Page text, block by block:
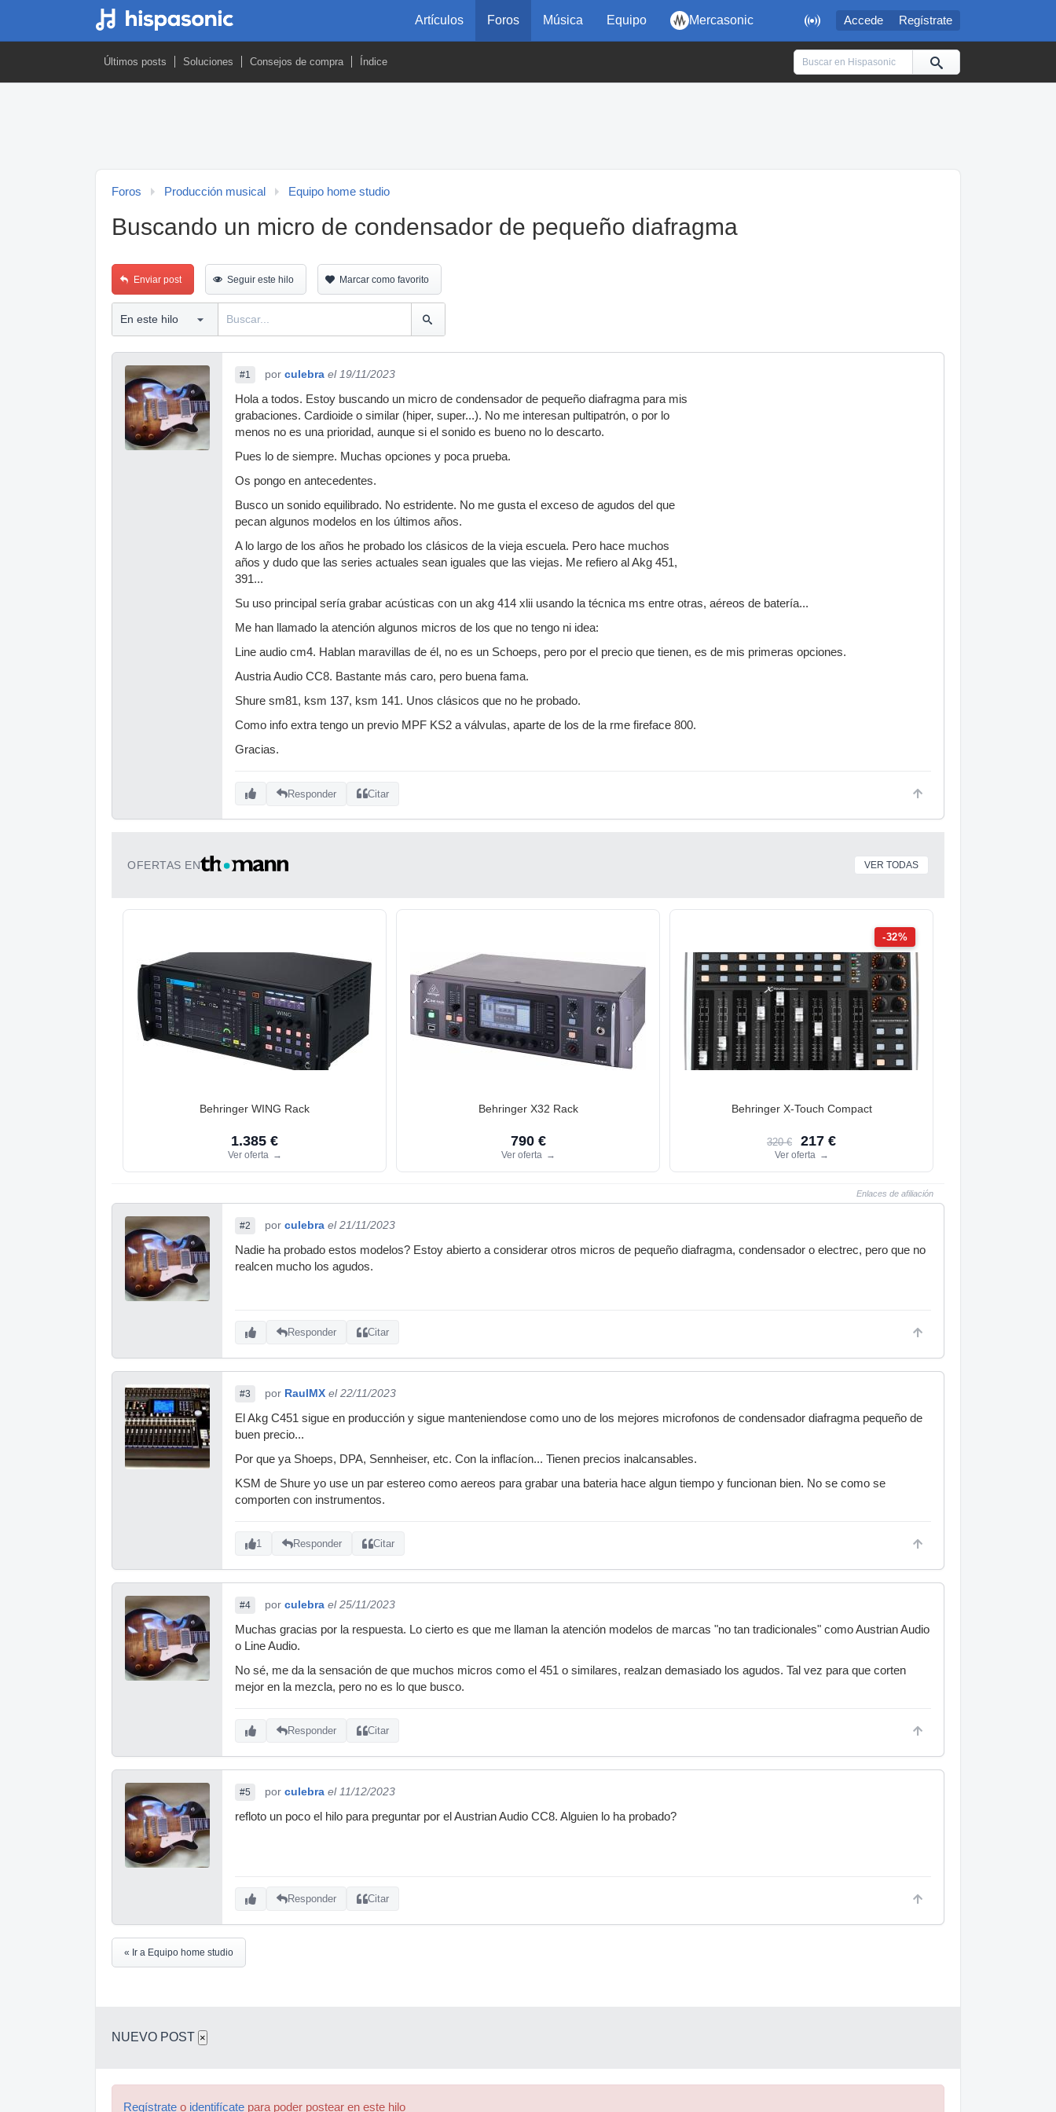
 Accede Regístrate
Artículos Foros Música Equipo Mercasonic
Últimos posts Soluciones Consejos de compra Índice
Foros Producción musical Equipo home studio
Buscando un micro de condensador de pequeño diafragma
Enviar post Seguir este hilo Marcar como favorito
#1 por culebra el 19/11/2023
Hola a todos. Estoy buscando un micro de condensador de pequeño diafragma para mis
grabaciones. Cardioide o similar (hiper, super...). No me interesan pultipatrón, o por lo
menos no es una prioridad, aunque si el sonido es bueno no lo descarto.
Pues lo de siempre. Muchas opciones y poca prueba.
Os pongo en antecedentes.
Busco un sonido equilibrado. No estridente. No me gusta el exceso de agudos del que
pecan algunos modelos en los últimos años.
A lo largo de los años he probado los clásicos de la vieja escuela. Pero hace muchos
años y dudo que las series actuales sean iguales que las viejas. Me refiero al Akg 451,
391...
Su uso principal sería grabar acústicas con un akg 414 xlii usando la técnica ms entre otras, aéreos de batería...
Me han llamado la atención algunos micros de los que no tengo ni idea:
Line audio cm4. Hablan maravillas de él, no es un Schoeps, pero por el precio que tienen, es de mis primeras opciones.
Austria Audio CC8. Bastante más caro, pero buena fama.
Shure sm81, ksm 137, ksm 141. Unos clásicos que no he probado.
Como info extra tengo un previo MPF KS2 a válvulas, aparte de los de la rme fireface 800.
Gracias.
Responder Citar
OFERTAS EN VER TODAS
Behringer WING Rack
1.385 €
Ver oferta →
Behringer X32 Rack
790 €
Ver oferta →
-32%
Behringer X-Touch Compact
320 € 217 €
Ver oferta →
Enlaces de afiliación
#2 por culebra el 21/11/2023
Nadie ha probado estos modelos? Estoy abierto a considerar otros micros de pequeño diafragma, condensador o electrec, pero que no
realcen mucho los agudos.
Responder Citar
#3 por RaulMX el 22/11/2023
El Akg C451 sigue en producción y sigue manteniendose como uno de los mejores microfonos de condensador diafragma pequeño de
buen precio...
Por que ya Shoeps, DPA, Sennheiser, etc. Con la inflacíon... Tienen precios inalcansables.
KSM de Shure yo use un par estereo como aereos para grabar una bateria hace algun tiempo y funcionan bien. No se como se
comporten con instrumentos.
1 Responder Citar
#4 por culebra el 25/11/2023
Muchas gracias por la respuesta. Lo cierto es que me llaman la atención modelos de marcas "no tan tradicionales" como Austrian Audio
o Line Audio.
No sé, me da la sensación de que muchos micros como el 451 o similares, realzan demasiado los agudos. Tal vez para que corten
mejor en la mezcla, pero no es lo que busco.
Responder Citar
#5 por culebra el 11/12/2023
refloto un poco el hilo para preguntar por el Austrian Audio CC8. Alguien lo ha probado?
Responder Citar
« Ir a Equipo home studio
NUEVO POST ×
Regístrate o identifícate para poder postear en este hilo